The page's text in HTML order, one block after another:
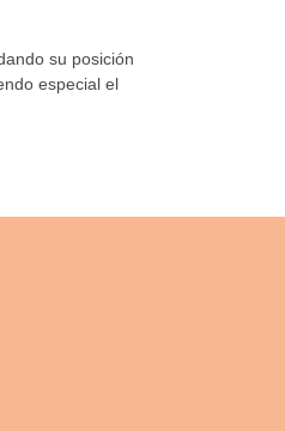
su posición
especial el